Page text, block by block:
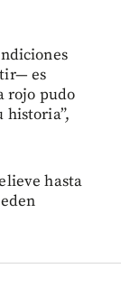
es
rojo pudo
historia”,
hasta